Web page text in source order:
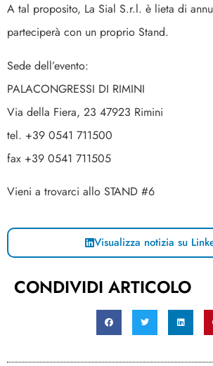
A tal proposito, La Sial S.r.l. è lieta di
parteciperà con un proprio Stand.
Sede dell’evento:
PALACONGRESSI DI RIMINI
Via della Fiera, 23 47923 Rimini
tel. +39 0541 711500
fax +39 0541 711505
Vieni a trovarci allo STAND #6
Visualizza notizia su
CONDIVIDI ARTICOLO